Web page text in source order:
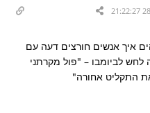
איך אנשים חורצים דעה עם
לביומבו – "פול מקרתני
התקליט אחורה"